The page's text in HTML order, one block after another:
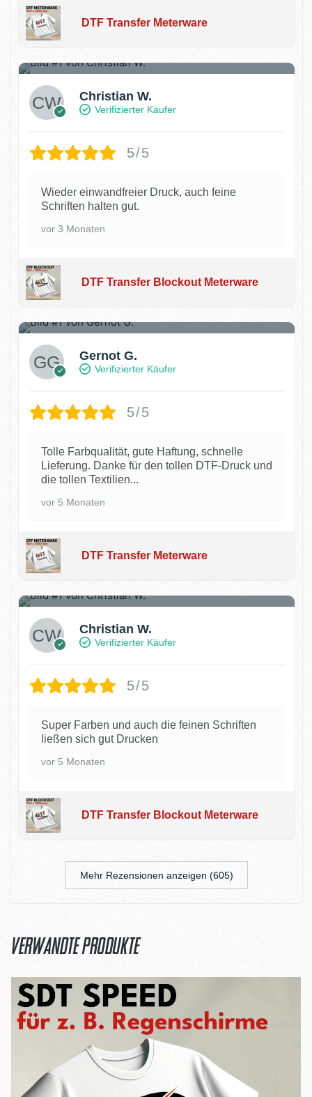
DTF Transfer Meterware
Christian W.
Verifizierter Käufer
5/5
Wieder einwandfreier Druck, auch feine
Schriften halten gut.
vor 3 Monaten
DTF Transfer Blockout Meterware
Gernot G.
Verifizierter Käufer
5/5
Tolle Farbqualität, gute Haftung, schnelle
Lieferung. Danke für den tollen DTF-Druck und
die tollen Textilien...
vor 5 Monaten
DTF Transfer Meterware
Christian W.
Verifizierter Käufer
5/5
Super Farben und auch die feinen Schriften
ließen sich gut Drucken
vor 5 Monaten
DTF Transfer Blockout Meterware
Mehr Rezensionen anzeigen (605)
Verwandte Produkte